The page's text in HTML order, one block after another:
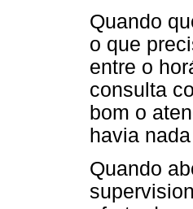
Quando
o que
entre o
consulta
bom o
havia
Quando